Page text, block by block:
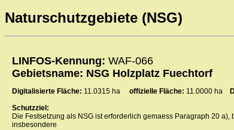
Naturschutzgebiete (NSG)
LINFOS-Kennung: WAF-066
Gebietsname: NSG Holzplatz Fuechtorf
Digitalisierte Fläche: 11.0315 ha offizielle Fläche: 11.0000 ha
Schutzziel:
Die Festsetzung als NSG ist erforderlich gemaess Paragraph 20 a),
insbesondere